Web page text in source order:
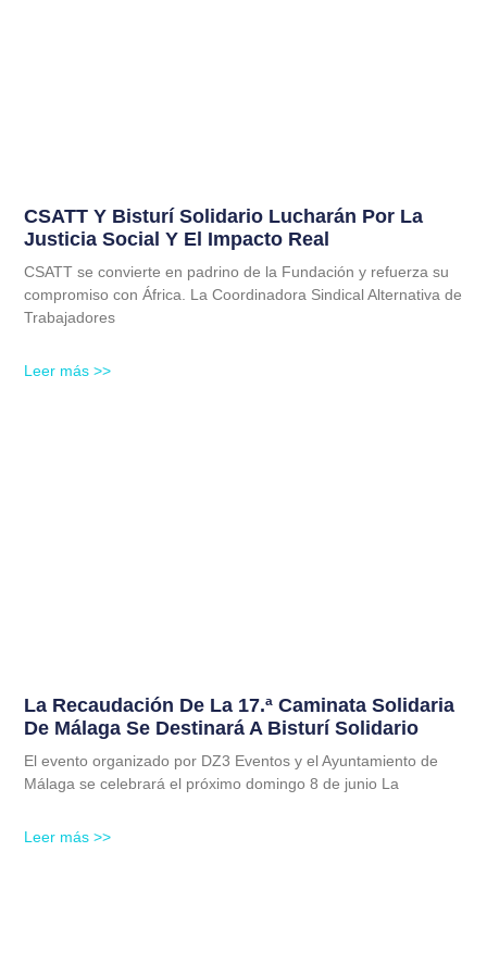
CSATT Y Bisturí Solidario Lucharán Por La
Justicia Social Y El Impacto Real
CSATT se convierte en padrino de la Fundación y refuerza su
compromiso con África. La Coordinadora Sindical Alternativa de
Trabajadores
Leer más >>
La Recaudación De La 17.ª Caminata Solidaria
De Málaga Se Destinará A Bisturí Solidario
El evento organizado por DZ3 Eventos y el Ayuntamiento de
Málaga se celebrará el próximo domingo 8 de junio La
Leer más >>